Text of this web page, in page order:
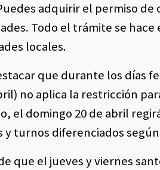
adquirir el permiso
Todo el trámite se
locales.
que durante los días
no aplica la restricción
el domingo 20 de abril
y turnos diferenciados
que el jueves y viernes